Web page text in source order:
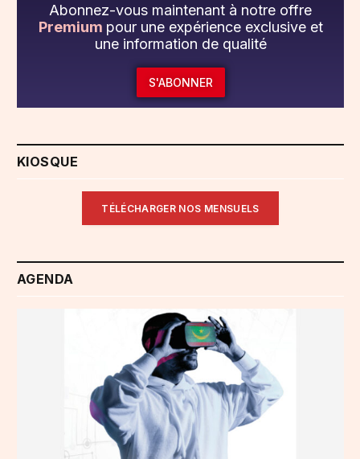
Abonnez-vous maintenant à notre offre
Premium pour une expérience exclusive et
une information de qualité
S'ABONNER
KIOSQUE
TÉLÉCHARGER NOS MENSUELS
AGENDA